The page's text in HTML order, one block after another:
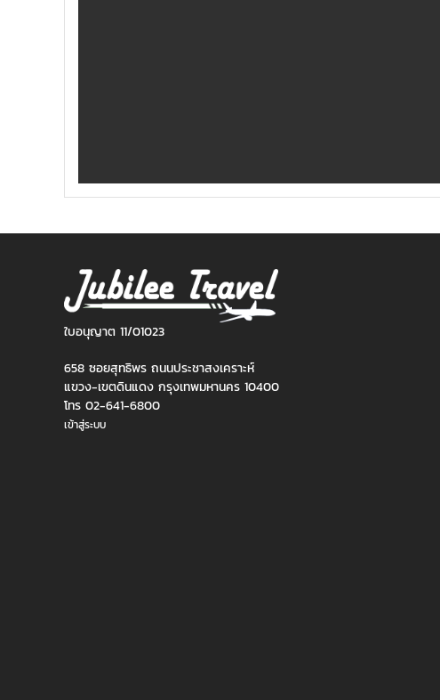
ใบอนุญาต 11/01023
658 ซอยสุทธิพร ถนนประชาสงเคราะห์
แขวง-เขตดินแดง กรุงเทพมหานคร 10400
โทร 02-641-6800
เข้าสู่ระบบ